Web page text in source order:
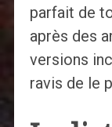
parfait de
après des
versions
ravis de le